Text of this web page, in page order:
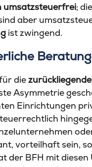
umsatzsteuerfrei;
aber
ist zwingend.
die
Asymmetrie
Einrichtungen
vorteilhaft sein,
der BFH mit